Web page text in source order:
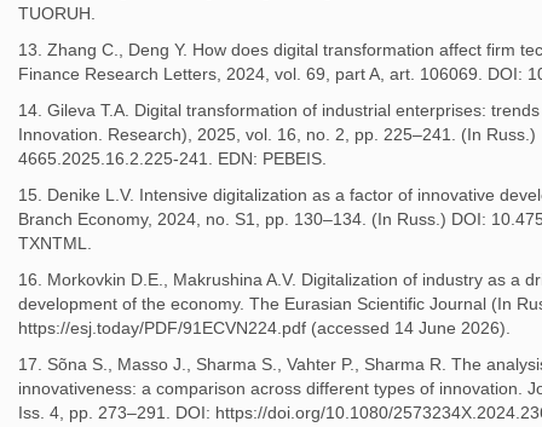
TUORUH.
13. Zhang C., Deng Y. How does digital transformation affect firm
Finance Research Letters, 2024, vol. 69, part A, art. 106069. DOI:
14. Gileva T.A. Digital transformation of industrial enterprises:
Innovation. Research), 2025, vol. 16, no. 2, pp. 225–241. (In
4665.2025.16.2.225-241. EDN: PEBEIS.
15. Denike L.V. Intensive digitalization as a factor of innovative
Branch Economy, 2024, no. S1, pp. 130–134. (In Russ.) DOI:
TXNTML.
16. Morkovkin D.E., Makrushina A.V. Digitalization of industry as a
development of the economy. The Eurasian Scientific Journal (In
https://esj.today/PDF/91ECVN224.pdf (accessed 14 June 2026).
17. Sõna S., Masso J., Sharma S., Vahter P., Sharma R. The
innovativeness: a comparison across different types of innovation.
Iss. 4, pp. 273–291. DOI: https://doi.org/10.1080/